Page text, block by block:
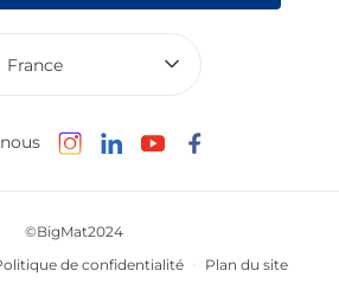
: non conforme
France
©BigMat2024
de confidentialité Plan du site